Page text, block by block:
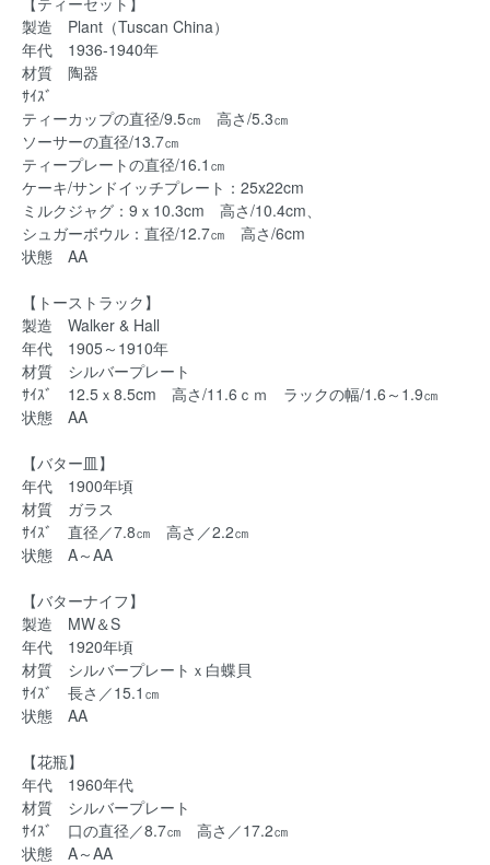
製造 Plant（Tuscan China）
年代 1936-1940年
材質 陶器
ｻｲｽﾞ
ティーカップの直径/9.5㎝ 高さ/5.3㎝
ソーサーの直径/13.7㎝
ティープレートの直径/16.1㎝
ケーキ/サンドイッチプレート：25x22cm
ミルクジャグ：9ｘ10.3cm 高さ/10.4cm、
シュガーボウル：直径/12.7㎝ 高さ/6cm
状態 AA
【トーストラック】
製造 Walker & Hall
年代 1905～1910年
材質 シルバープレート
ｻｲｽﾞ 12.5ｘ8.5cm 高さ/11.6ｃｍ ラックの幅/1.6～1.9㎝
状態 AA
【バター皿】
年代 1900年頃
材質 ガラス
ｻｲｽﾞ 直径／7.8㎝ 高さ／2.2㎝
状態 A～AA
【バターナイフ】
製造 MW＆S
年代 1920年頃
材質 シルバープレートｘ白蝶貝
ｻｲｽﾞ 長さ／15.1㎝
状態 AA
【花瓶】
年代 1960年代
材質 シルバープレート
ｻｲｽﾞ 口の直径／8.7㎝ 高さ／17.2㎝
状態 A～AA